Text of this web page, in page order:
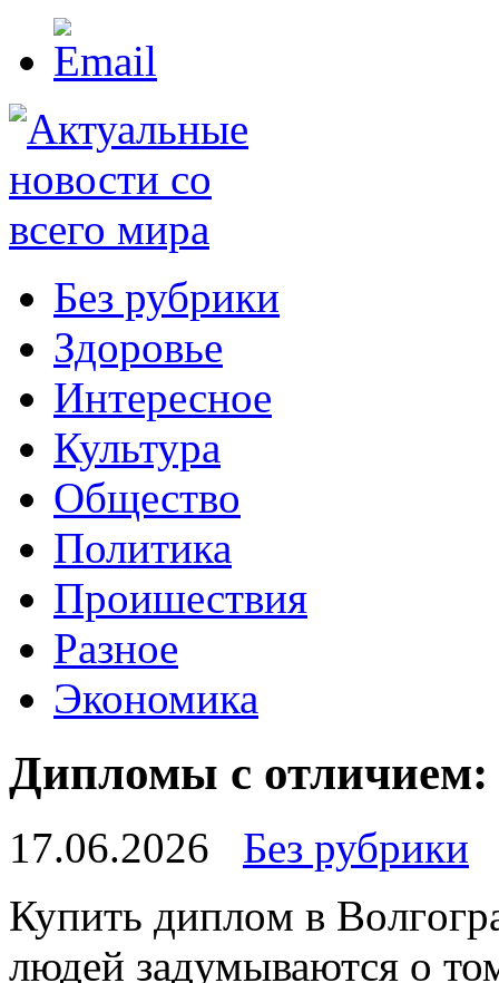
Без рубрики
Здоровье
Интересное
Культура
Общество
Политика
Проишествия
Разное
Экономика
Дипломы с отличием:
17.06.2026
Без рубрики
Купить диплoм в
людей задумываются о